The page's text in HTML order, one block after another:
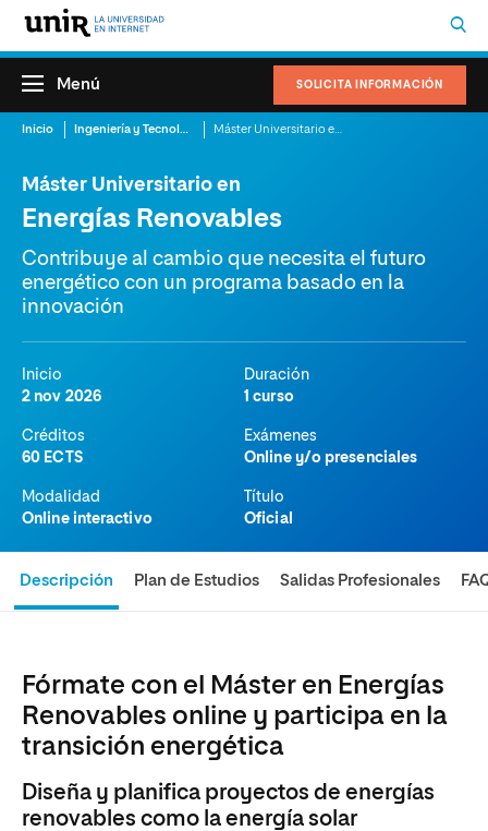
SOLICITA INFORMACIÓN
Menú
Inicio Ingeniería y Tecnología
Máster Universitario en
Energías Renovables
Contribuye al cambio que necesita el futuro
energético con un programa basado en la
innovación
Inicio
2 nov 2026
Duración
1 curso
Créditos
60 ECTS
Exámenes
Online y/o presenciales
Modalidad
Online interactivo
Título
Oficial
Descripción Plan de Estudios Salidas Profesionales
Fórmate con el Máster en Energías
Renovables online y participa en la
transición energética
Diseña y planifica proyectos de energías
renovables como la energía solar